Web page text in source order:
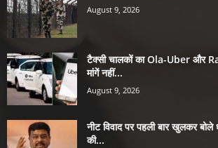
August 9, 2026
टैक्सी चालकों का Ola-Uber और
मांगें नहीं...
August 9, 2026
नीट विवाद पर पहली बार खुलकर बोले
की...